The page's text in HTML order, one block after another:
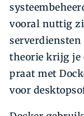
vooral nuttig
theorie krijg je
praat met
voor